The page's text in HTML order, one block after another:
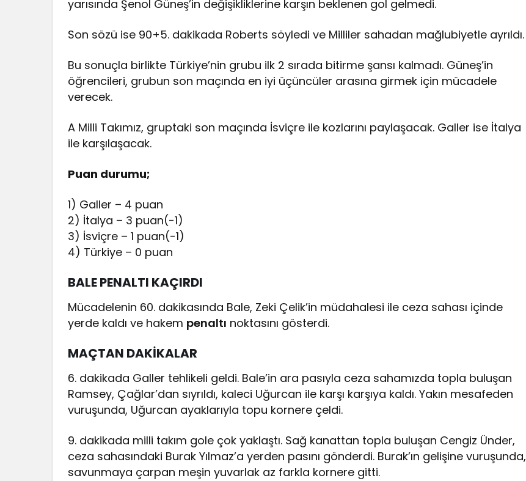
yarısında Şenol Güneş’in değişikliklerine karşın beklenen gol gelmedi.
Son sözü ise 90+5. dakikada Roberts söyledi ve Milliler sahadan mağlubiyetle ayrıldı.
Bu sonuçla birlikte Türkiye’nin grubu ilk 2 sırada bitirme şansı kalmadı. Güneş’in
öğrencileri, grubun son maçında en iyi üçüncüler arasına girmek için mücadele
verecek.
A Milli Takımız, gruptaki son maçında İsviçre ile kozlarını paylaşacak. Galler ise İtalya
ile karşılaşacak.
Puan durumu;
1) Galler – 4 puan
2) İtalya – 3 puan(-1)
3) İsviçre – 1 puan(-1)
4) Türkiye – 0 puan
BALE PENALTI KAÇIRDI
Mücadelenin 60. dakikasında Bale, Zeki Çelik’in müdahalesi ile ceza sahası içinde
yerde kaldı ve hakem penaltı noktasını gösterdi.
MAÇTAN DAKİKALAR
6. dakikada Galler tehlikeli geldi. Bale’in ara pasıyla ceza sahamızda topla buluşan
Ramsey, Çağlar’dan sıyrıldı, kaleci Uğurcan ile karşı karşıya kaldı. Yakın mesafeden
vuruşunda, Uğurcan ayaklarıyla topu kornere çeldi.
9. dakikada milli takım gole çok yaklaştı. Sağ kanattan topla buluşan Cengiz Ünder,
ceza sahasındaki Burak Yılmaz’a yerden pasını gönderdi. Burak’ın gelişine vuruşunda,
savunmaya çarpan meşin yuvarlak az farkla kornere gitti.